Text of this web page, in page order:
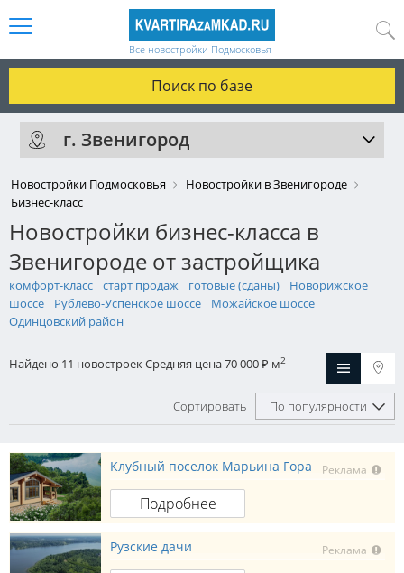
Все новостройки Подмосковья
Поиск по базе
г. Звенигород
Новостройки Подмосковья
Новостройки в Звенигороде
Бизнес-класс
Новостройки бизнес-класса в
Звенигороде от застройщика
комфорт-класс старт продаж готовые (сданы)
Новорижское
шоссе
Рублево-Успенское шоссе
Можайское шоссе
Одинцовский район
Найдено 11 новостроекСредняя цена 70 000 ₽ м2
Сортировать По популярности
Реклама
Клубный поселок Марьина Гора
Подробнее
Реклама
Рузские дачи